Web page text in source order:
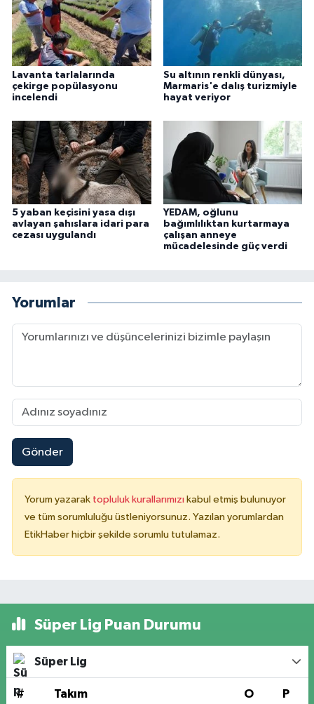
Lavanta tarlalarında
çekirge popülasyonu
incelendi
Su altının renkli dünyası,
Marmaris'e dalış turizmiyle
hayat veriyor
5 yaban keçisini yasa dışı
avlayan şahıslara idari para
cezası uygulandı
YEDAM, oğlunu
bağımlılıktan kurtarmaya
çalışan anneye
mücadelesinde güç verdi
Yorumlar
Gönder
Yorum yazarak topluluk kurallarımızı kabul etmiş bulunuyor
ve tüm sorumluluğu üstleniyorsunuz. Yazılan yorumlardan
EtikHaber hiçbir şekilde sorumlu tutulamaz.
Süper Lig Puan Durumu
Süper Lig
# Takım O P